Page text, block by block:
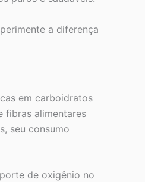
a diferença
em carboidratos
fibras alimentares
seu consumo
de oxigênio no